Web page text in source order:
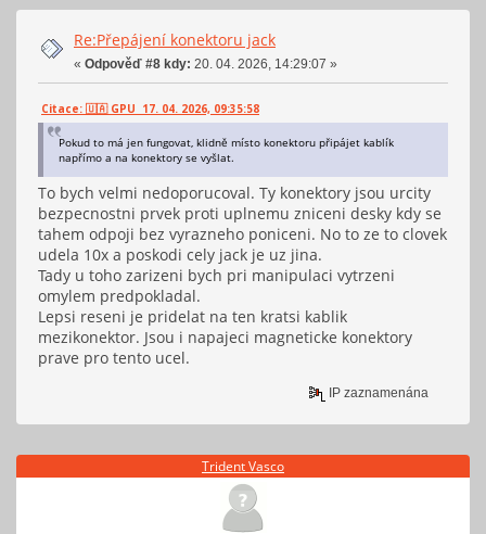
Re:Přepájení konektoru jack
« Odpověď #8 kdy: 20. 04. 2026, 14:29:07 »
Citace: 🇺🇦 GPU 17. 04. 2026, 09:35:58
Pokud to má jen fungovat, klidně místo konektoru připájet kablík
napřímo a na konektory se vyšlat.
To bych velmi nedoporucoval. Ty konektory jsou urcity
bezpecnostni prvek proti uplnemu zniceni desky kdy se
tahem odpoji bez vyrazneho poniceni. No to ze to clovek
udela 10x a poskodi cely jack je uz jina.
Tady u toho zarizeni bych pri manipulaci vytrzeni
omylem predpokladal.
Lepsi reseni je pridelat na ten kratsi kablik
mezikonektor. Jsou i napajeci magneticke konektory
prave pro tento ucel.
IP zaznamenána
Trident Vasco